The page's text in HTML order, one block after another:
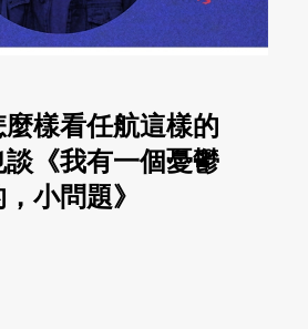
樣看任航這樣的
《我有一個憂鬱
，小問題》